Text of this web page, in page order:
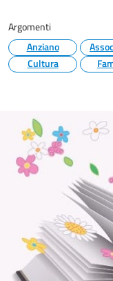
Argomenti
Anziano
Cultura